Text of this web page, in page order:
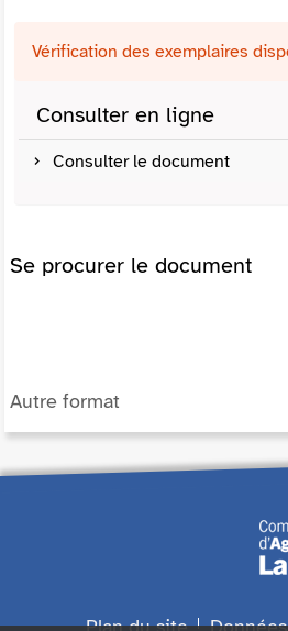
Vérification des exemplaires
Consulter en ligne
Consulter le document
Se procurer le document
Autre format
Plan du site